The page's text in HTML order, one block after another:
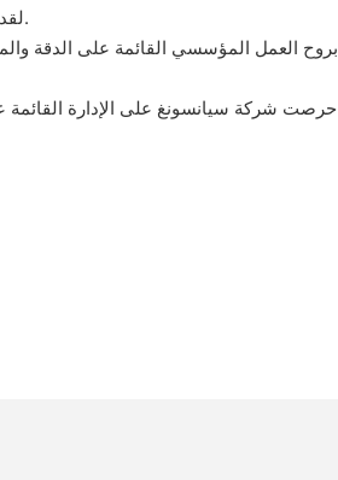
لقد أنشأنا نظام إدارة علمي ونظام خدمة متكامل. وعلى وجه التحديد، نقدم لعملائنا خدمات وحلولاً شخصية وعالية الجودة لتلبية احتياجاتهم المختلفة.
بروح العمل المؤسسي القائمة على الدقة
شركة سيانسونغ على الإدارة القائمة